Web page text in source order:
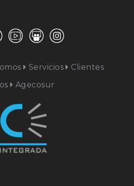
Servicios
Clientes
Agecosur